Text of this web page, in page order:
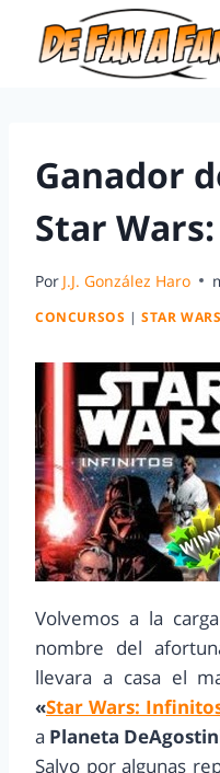
Ganador
Star
Por J.J. González Haro
CONCURSOS |STAR WARS
Volvemos a la
nombre del
llevara a casa el
«Star Wars:
a Planeta
Salvo por algunas